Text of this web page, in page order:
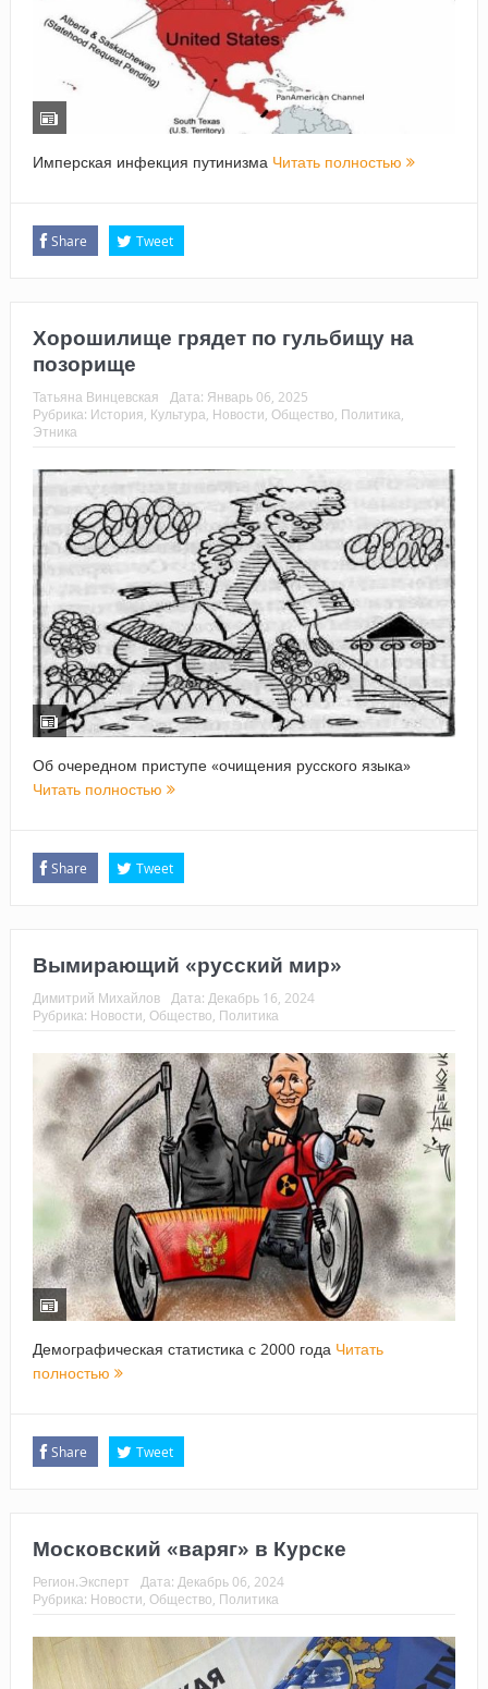
Имперская инфекция путинизма Читать полностью
Share Tweet
Хорошилище грядет по гульбищу на
позорище
Татьяна Винцевская Дата: Январь 06, 2025
Рубрика: История, Культура, Новости, Общество, Политика,
Этника
Об очередном приступе «очищения русского языка»
Читать полностью
Share Tweet
Вымирающий «русский мир»
Димитрий Михайлов Дата: Декабрь 16, 2024
Рубрика: Новости, Общество, Политика
Демографическая статистика с 2000 года Читать
полностью
Share Tweet
Московский «варяг» в Курске
Регион.Эксперт Дата: Декабрь 06, 2024
Рубрика: Новости, Общество, Политика